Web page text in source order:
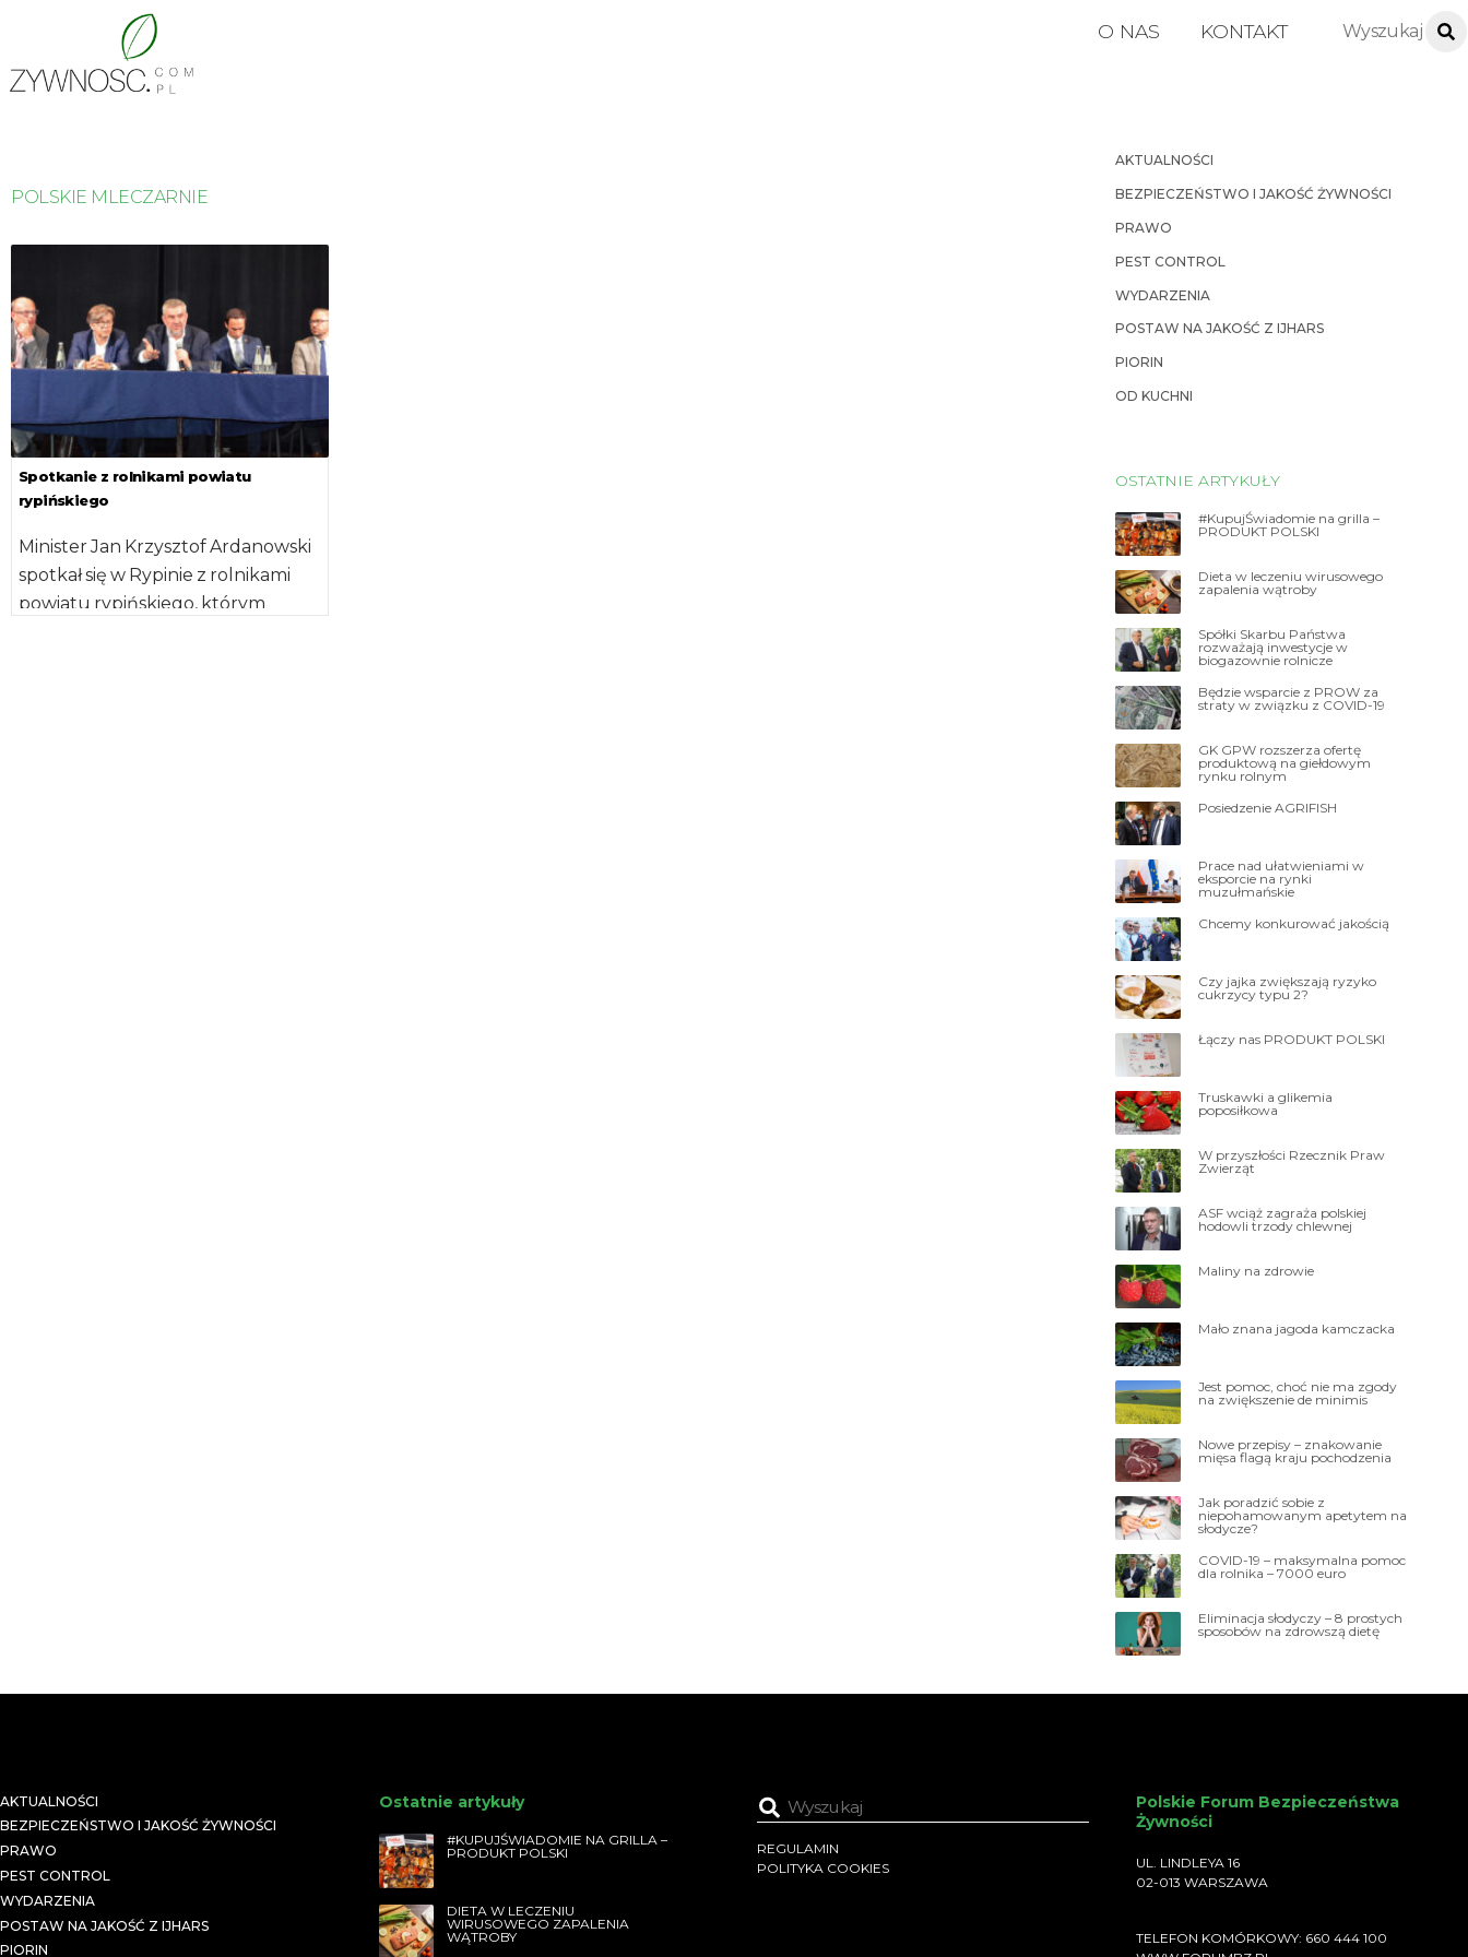
O NAS KONTAKT
POLSKIE MLECZARNIE
Spotkanie z rolnikami powiatu
rypińskiego
Minister Jan Krzysztof Ardanowski
spotkał się w Rypinie z rolnikami
powiatu rypińskiego, którym
AKTUALNOŚCI
BEZPIECZEŃSTWO I JAKOŚĆ ŻYWNOŚCI
PRAWO
PEST CONTROL
WYDARZENIA
POSTAW NA JAKOŚĆ Z IJHARS
PIORIN
OD KUCHNI
OSTATNIE ARTYKUŁY
#KupujŚwiadomie na grilla –
PRODUKT POLSKI
Dieta w leczeniu wirusowego
zapalenia wątroby
Spółki Skarbu Państwa
rozważają inwestycje w
biogazownie rolnicze
Będzie wsparcie z PROW za
straty w związku z COVID-19
GK GPW rozszerza ofertę
produktową na giełdowym
rynku rolnym
Posiedzenie AGRIFISH
Prace nad ułatwieniami w
eksporcie na rynki
muzułmańskie
Chcemy konkurować jakością
Czy jajka zwiększają ryzyko
cukrzycy typu 2?
Łączy nas PRODUKT POLSKI
Truskawki a glikemia
poposiłkowa
W przyszłości Rzecznik Praw
Zwierząt
ASF wciąż zagraża polskiej
hodowli trzody chlewnej
Maliny na zdrowie
Mało znana jagoda kamczacka
Jest pomoc, choć nie ma zgody
na zwiększenie de minimis
Nowe przepisy – znakowanie
mięsa flagą kraju pochodzenia
Jak poradzić sobie z
niepohamowanym apetytem na
słodycze?
COVID-19 – maksymalna pomoc
dla rolnika – 7000 euro
Eliminacja słodyczy – 8 prostych
sposobów na zdrowszą dietę
AKTUALNOŚCI
BEZPIECZEŃSTWO I JAKOŚĆ ŻYWNOŚCI
PRAWO
PEST CONTROL
WYDARZENIA
POSTAW NA JAKOŚĆ Z IJHARS
PIORIN
Ostatnie artykuły
#KUPUJŚWIADOMIE NA GRILLA –
PRODUKT POLSKI
DIETA W LECZENIU
WIRUSOWEGO ZAPALENIA
WĄTROBY
REGULAMIN
POLITYKA COOKIES
Polskie Forum Bezpieczeństwa
Żywności
UL. LINDLEYA 16
02-013 WARSZAWA
TELEFON KOMÓRKOWY: 660 444 100